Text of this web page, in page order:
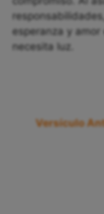
esperanza y
necesita luz.
Versículo